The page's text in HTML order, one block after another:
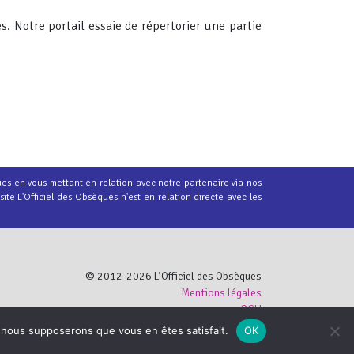
Notre portail essaie de répertorier une partie
en vous mettant en relation avec notre partenaire via nos
L'Officiel des Obsèques n'est en relation directe avec les
© 2012-2026 L’Officiel des Obsèques
Mentions légales
CGU
supposerons que vous en êtes satisfait. OK